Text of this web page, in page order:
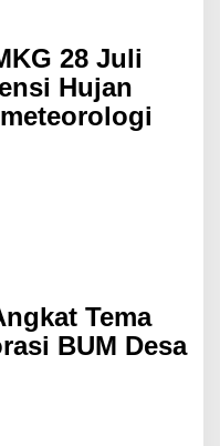
28 Juli
Hujan
Tema
BUM Desa